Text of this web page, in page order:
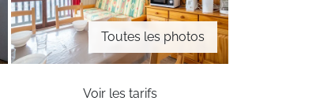
Toutes les photos
Voir les tarifs